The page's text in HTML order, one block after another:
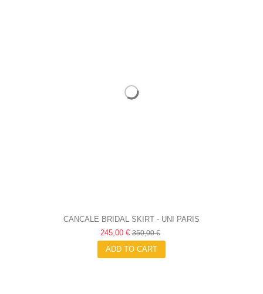
CANCALE BRIDAL SKIRT - UNI PARIS
245,00 €350,00 €
ADD TO CART